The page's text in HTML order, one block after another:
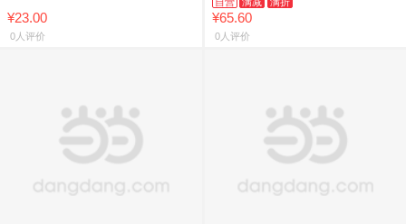
¥23.00
0人评价
¥65.60
0人评价